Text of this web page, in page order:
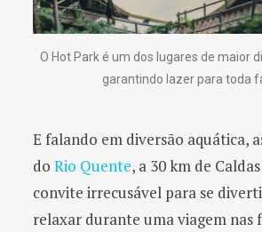
O Hot Park é um dos lugares de maior
garantindo lazer para toda
E falando em diversão aquática,
do Rio Quente, a 30 km de
convite irrecusável para se
relaxar durante uma viagem nas